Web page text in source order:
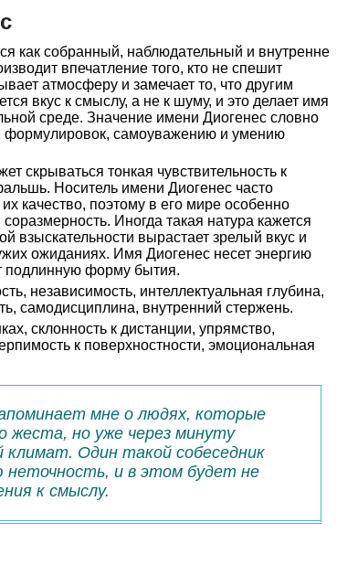
как собранный, наблюдательный и внутренне
впечатление того, кто не спешит
атмосферу и замечает то, что другим
вкус к смыслу, а не к шуму, и это делает имя
среде. Значение имени Диогенес словно
формулировок, самоуважению и умению
скрываться тонкая чувствительность к
Носитель имени Диогенес часто
качество, поэтому в его мире особенно
соразмерность. Иногда такая натура кажется
взыскательности вырастает зрелый вкус и
ожиданиях. Имя Диогенес несет энергию
подлинную форму бытия.
независимость, интеллектуальная глубина,
самодисциплина, внутренний стержень.
склонность к дистанции, упрямство,
к поверхностности, эмоциональная
мне о людях, которые
жеста, но уже через минуту
Один такой собеседник
и в этом будет не
к смыслу.